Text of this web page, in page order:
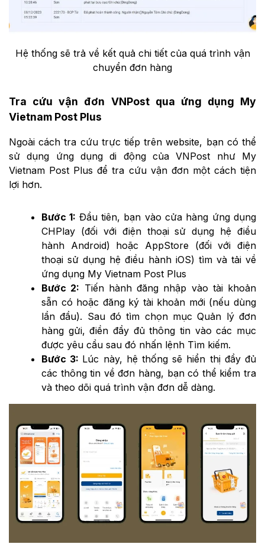
Hệ thống sẽ trả về kết quả chi tiết của quá trình vận
chuyển đơn hàng
Tra cứu vận đơn VNPost qua ứng dụng My
Vietnam Post Plus
Ngoài cách tra cứu trực tiếp trên website, bạn có thể
sử dụng ứng dụng di động của VNPost như My
Vietnam Post Plus để tra cứu vận đơn một cách tiện
lợi hơn.
Bước 1: Đầu tiên, bạn vào cửa hàng ứng dụng
CHPlay (đối với điện thoại sử dụng hệ điều
hành Android) hoặc AppStore (đối với điện
thoại sử dụng hệ điều hành iOS) tìm và tải về
ứng dụng My Vietnam Post Plus
Bước 2: Tiến hành đăng nhập vào tài khoản
sẵn có hoặc đăng ký tài khoản mới (nếu dùng
lần đầu). Sau đó tìm chọn mục Quản lý đơn
hàng gửi, điền đầy đủ thông tin vào các mục
được yêu cầu sau đó nhấn lệnh Tìm kiếm.
Bước 3: Lúc này, hệ thống sẽ hiển thị đầy đủ
các thông tin về đơn hàng, bạn có thể kiểm tra
và theo dõi quá trình vận đơn dễ dàng.